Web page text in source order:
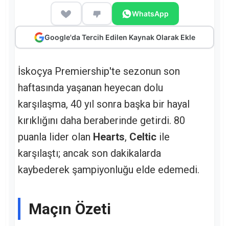
WhatsApp
Google'da Tercih Edilen Kaynak Olarak Ekle
İskoçya Premiership'te sezonun son
haftasında yaşanan heyecan dolu
karşılaşma, 40 yıl sonra başka bir hayal
kırıklığını daha beraberinde getirdi. 80
puanla lider olan Hearts, Celtic ile
karşılaştı; ancak son dakikalarda
kaybederek şampiyonluğu elde edemedi.
Maçın Özeti